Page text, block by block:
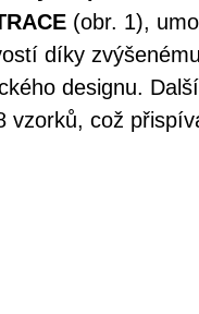
(obr. 1),
díky zvýšenému
designu. Další
vzorků, což